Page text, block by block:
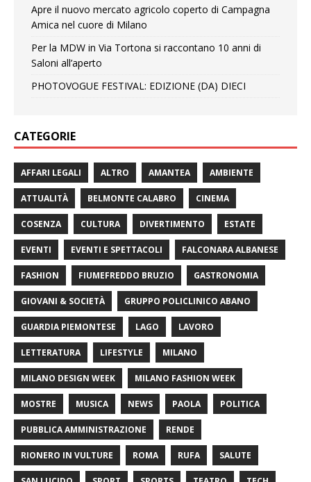
Apre il nuovo mercato agricolo coperto di Campagna
Amica nel cuore di Milano
Per la MDW in Via Tortona si raccontano 10 anni di
Saloni all’aperto
PHOTOVOGUE FESTIVAL: EDIZIONE (DA) DIECI
CATEGORIE
AFFARI LEGALI ALTRO AMANTEA AMBIENTE
ATTUALITÀ BELMONTE CALABRO CINEMA
COSENZA CULTURA DIVERTIMENTO ESTATE
EVENTI EVENTI E SPETTACOLI FALCONARA ALBANESE
FASHION FIUMEFREDDO BRUZIO GASTRONOMIA
GIOVANI & SOCIETÀ GRUPPO POLICLINICO ABANO
GUARDIA PIEMONTESE LAGO LAVORO
LETTERATURA LIFESTYLE MILANO
MILANO DESIGN WEEK MILANO FASHION WEEK
MOSTRE MUSICA NEWS PAOLA POLITICA
PUBBLICA AMMINISTRAZIONE RENDE
RIONERO IN VULTURE ROMA RUFA SALUTE